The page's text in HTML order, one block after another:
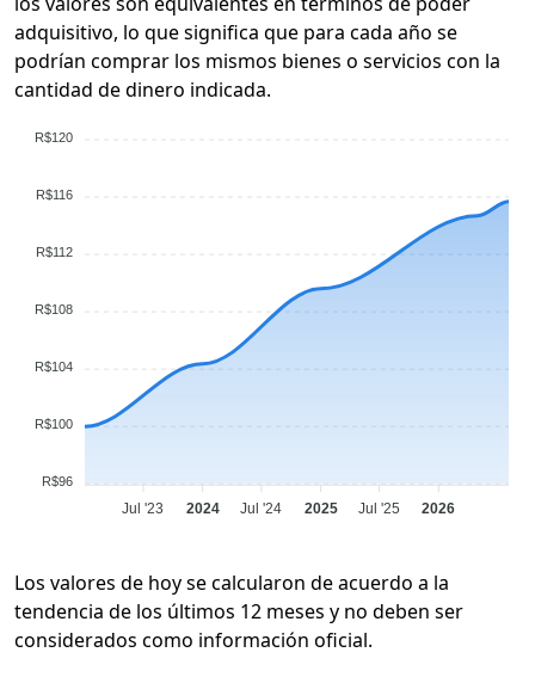
adquisitivo, lo que significa que para cada año se
podrían comprar los mismos bienes o servicios con la
cantidad de dinero indicada.
R$120
R$116
R$112
R$108
R$104
R$100
R$96
Jul '23 2024 Jul '24 2025 Jul '25 2026
Los valores de hoy se calcularon de acuerdo a la
tendencia de los últimos 12 meses y no deben ser
considerados como información oficial.